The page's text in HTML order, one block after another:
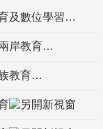
及數位學習
岸教育
教育